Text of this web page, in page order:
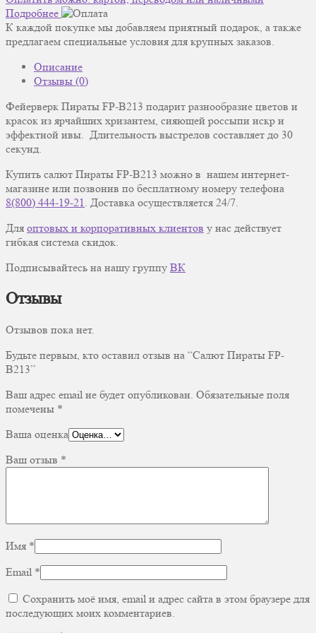
Подробнее
К каждой покупке мы добавляем приятный подарок, а также
предлагаем специальные условия для крупных заказов.
Описание
Отзывы (0)
Фейерверк Пираты FP-B213 подарит разнообразие цветов и
красок из ярчайших хризантем, сияющей россыпи искр и
эффектной ивы. Длительность выстрелов составляет до 30
секунд.
Купить салют Пираты FP-B213 можно в нашем интернет-
магазине или позвонив по бесплатному номеру телефона
8(800) 444-19-21. Доставка осуществляется 24/7.
Для оптовых и корпоративных клиентов у нас действует
гибкая система скидок.
Подписывайтесь на нашу группу ВК
Отзывы
Отзывов пока нет.
Будьте первым, кто оставил отзыв на “Салют Пираты FP-
B213”
Ваш адрес email не будет опубликован. Обязательные поля
помечены *
Ваша оценка
Ваш отзыв *
Имя *
Email *
Сохранить моё имя, email и адрес сайта в этом браузере для
последующих моих комментариев.